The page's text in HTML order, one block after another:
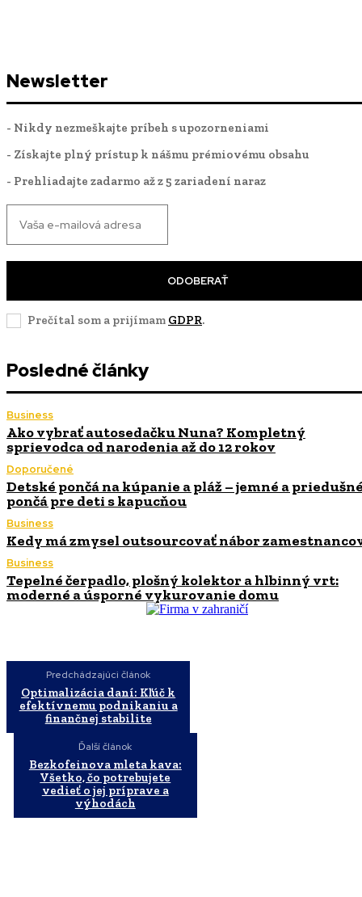
Newsletter
- Nikdy nezmeškajte príbeh s upozorneniami
- Získajte plný prístup k nášmu prémiovému obsahu
- Prehliadajte zadarmo až z 5 zariadení naraz
ODOBERAŤ
Prečítal som a prijímam GDPR.
Posledné články
Business
Ako vybrať autosedačku Nuna? Kompletný
sprievodca od narodenia až do 12 rokov
Doporučené
Detské pončá na kúpanie a pláž – jemné a
pončá pre deti s kapucňou
Business
Kedy má zmysel outsourcovať nábor
Business
Tepelné čerpadlo, plošný kolektor a hlbinný vrt:
moderné a úsporné vykurovanie domu
Predchádzajúci článok
Optimalizácia daní: Kľúč k
efektívnemu podnikaniu a
finančnej stabilite
Ďalší článok
Bezkofeinova mleta kava:
Všetko, čo potrebujete
vedieť o jej príprave a
výhodách